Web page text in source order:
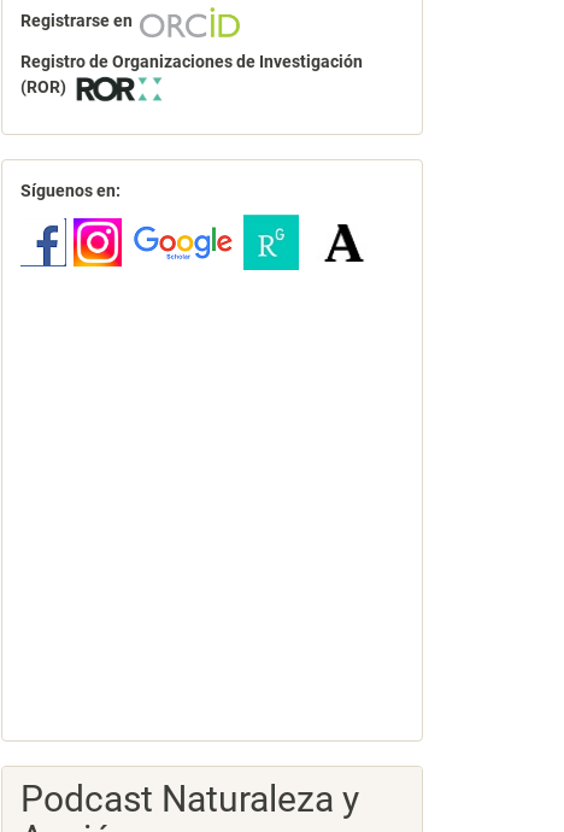
Registrarse en
Registro de Organizaciones de Investigación
(ROR)
redes
Síguenos en:
Podcast Naturaleza y